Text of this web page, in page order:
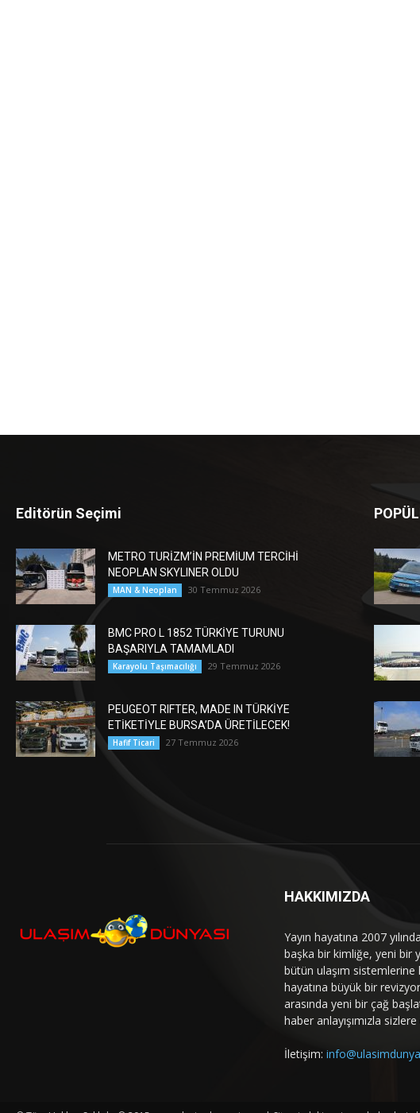
Editörün Seçimi
METRO TURİZM’İN PREMİUM TERCİHİ
NEOPLAN SKYLINER OLDU
MAN & Neoplan 30 Temmuz 2026
BMC PRO L 1852 TÜRKİYE TURUNU
BAŞARIYLA TAMAMLADI
Karayolu Taşımacılığı 29 Temmuz 2026
PEUGEOT RIFTER, MADE IN TÜRKİYE
ETİKETİYLE BURSA’DA ÜRETİLECEK!
Hafif Ticari 27 Temmuz 2026
HAKKIMIZDA
Yayın hayatına 2007
başka bir kimliğe, yeni bir
bütün ulaşım sistemlerine
hayatına büyük bir
arasında yeni bir çağ
haber anlayışımızla
İletişim: